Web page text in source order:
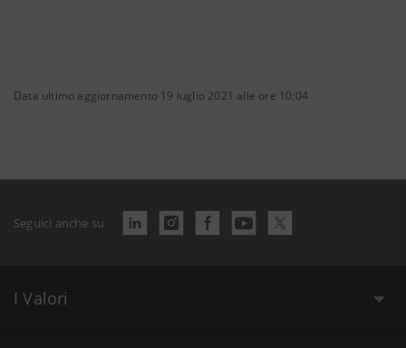
Data ultimo aggiornamento 19 luglio 2021 alle ore 10:04
Seguici anche su
I Valori